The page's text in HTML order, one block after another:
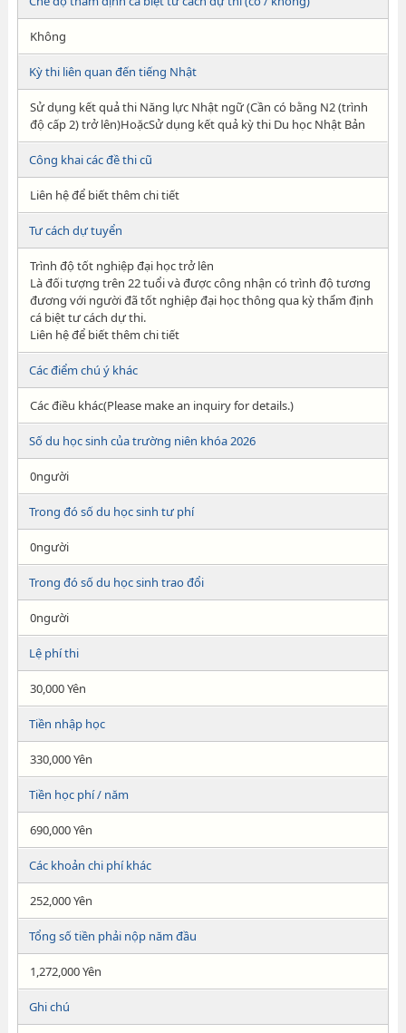
Không
Kỳ thi liên quan đến tiếng Nhật
Sử dụng kết quả thi Năng lực Nhật ngữ (Cần có bằng N2 (trình
độ cấp 2) trở lên)HoặcSử dụng kết quả kỳ thi Du học Nhật Bản
Công khai các đề thi cũ
Liên hệ để biết thêm chi tiết
Tư cách dự tuyển
Trình độ tốt nghiệp đại học trở lên
Là đối tượng trên 22 tuổi và được công nhận có trình độ tương
đương với người đã tốt nghiệp đại học thông qua kỳ thẩm định
cá biệt tư cách dự thi.
Liên hệ để biết thêm chi tiết
Các điểm chú ý khác
Các điều khác(Please make an inquiry for details.)
Số du học sinh của trường niên khóa 2026
0người
Trong đó số du học sinh tư phí
0người
Trong đó số du học sinh trao đổi
0người
Lệ phí thi
30,000 Yên
Tiền nhập học
330,000 Yên
Tiền học phí / năm
690,000 Yên
Các khoản chi phí khác
252,000 Yên
Tổng số tiền phải nộp năm đầu
1,272,000 Yên
Ghi chú